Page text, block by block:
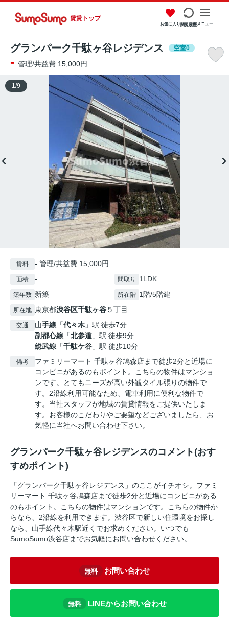
賃貸トップ
お気に入り閲覧履歴メニュー
グランパーク千駄ヶ谷レジデンス 空室0
- 管理/共益費 15,000円
1 /9
賃料 - 管理/共益費 15,000円
面積 - 間取り 1LDK
築年数 新築 所在階 1階/5階建
所在地 東京都渋谷区千駄ヶ谷５丁目
交通 山手線 「代々木 」駅 徒歩7分
副都心線 「北参道 」駅 徒歩9分
総武線 「千駄ケ谷 」駅 徒歩10分
備考
ファミリーマート 千駄ヶ谷鳩森店まで徒歩2分と近場に
コンビニがあるのもポイント。こちらの物件はマンショ
ンです。とてもニーズが高い外観タイル張りの物件で
す。2沿線利用可能なため、電車利用に便利な物件で
す。当社スタッフが地域の賃貸情報をご提供いたしま
す。お客様のこだわりやご要望などございましたら、お
気軽に当社へお問い合わせ下さい。
グランパーク千駄ヶ谷レジデンスのコメント(おす
すめポイント)
「グランパーク千駄ヶ谷レジデンス」のここがイチオシ。ファミ
リーマート 千駄ヶ谷鳩森店まで徒歩2分と近場にコンビニがある
のもポイント。こちらの物件はマンションです。こちらの物件か
らなら、2沿線を利用できます。渋谷区で新しい住環境をお探し
なら、山手線代々木駅近くでお求めください。いつでも
SumoSumo渋谷店までお気軽にお問い合わせください。
無料 お問い合わせ
無料 LINEからお問い合わせ